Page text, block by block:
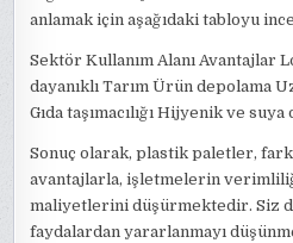
anlamak için aşağıdaki tabloyu
Sektör Kullanım Alanı Avantajlar
dayanıklı Tarım Ürün depolama
Gıda taşımacılığı Hijyenik ve suya
Sonuç olarak, plastik paletler,
avantajlarla, işletmelerin
maliyetlerini düşürmektedir. Siz
faydalardan yararlanmayı